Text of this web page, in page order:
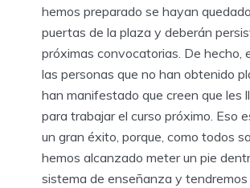
hemos preparado se hayan
puertas de la plaza y deberán
próximas convocatorias. De hecho,
las personas que no han obtenido
han manifestado que creen que les
para trabajar el curso próximo. Eso
un gran éxito, porque, como todos
hemos alcanzado meter un pie
sistema de enseñanza y tendremos